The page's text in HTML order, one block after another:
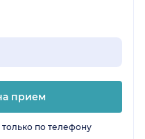
прием
по телефону